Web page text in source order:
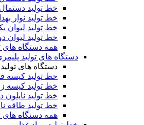
خط تولید
خط تولید نوار
خط تولید لیوان
خط تولید لیوان
همه دستگاه های
دستگاه های تولید
دستگاه های
خط تولید کیسه
خط تولید کیسه
خط تولید نایلون
خط تولید طاقه
همه دستگاه های